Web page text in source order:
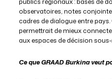
observatoires, notes
cadres de dialogue entre
permettrait de mieux
aux espaces de décision
Ce que GRAAD Burkina veut